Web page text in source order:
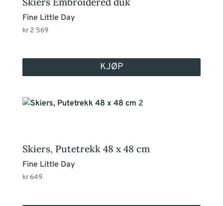
Fine Little Day
kr2 569
KJØP
Skiers, Putetrekk 48 x 48 cm
Fine Little Day
kr649